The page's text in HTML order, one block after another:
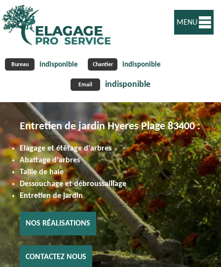
Bureau indisponible Chantier indisponible
Email indisponible
MENU
Entretien de jardin Hyeres Plage 83400 :
Elagage et étêtage d'arbres
Abattage d'arbres
Taille de haie
Dessouchage et débroussaillage
Entretien de jardin
NOS RÉALISATIONS
CONTACTEZ NOUS